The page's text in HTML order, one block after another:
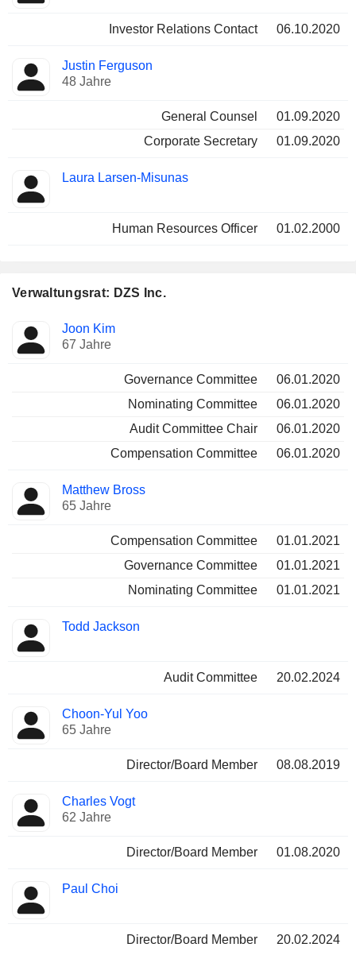
Investor Relations Contact 06.10.2020
Justin Ferguson
48 Jahre
General Counsel
01.09.2020
Corporate Secretary
01.09.2020
Laura Larsen-Misunas
Human Resources Officer 01.02.2000
Verwaltungsrat: DZS Inc.
Verwaltungsratsmitglied
Joon Kim
67 Jahre
Governance Committee
06.01.2020
Nominating Committee
06.01.2020
Audit Committee Chair
06.01.2020
Compensation Committee
06.01.2020
Matthew Bross
65 Jahre
Compensation Committee
01.01.2021
Governance Committee
01.01.2021
Nominating Committee
01.01.2021
Todd Jackson
Audit Committee 20.02.2024
Choon-Yul Yoo
65 Jahre
Director/Board Member 08.08.2019
Charles Vogt
62 Jahre
Director/Board Member 01.08.2020
Paul Choi
Director/Board Member 20.02.2024